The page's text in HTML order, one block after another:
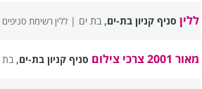
ללין סניף קניון בת-ים,בת ים |ללין רשימת סניפים
מאור 2001 צרכי צילום סניף קניון בת-ים,בת